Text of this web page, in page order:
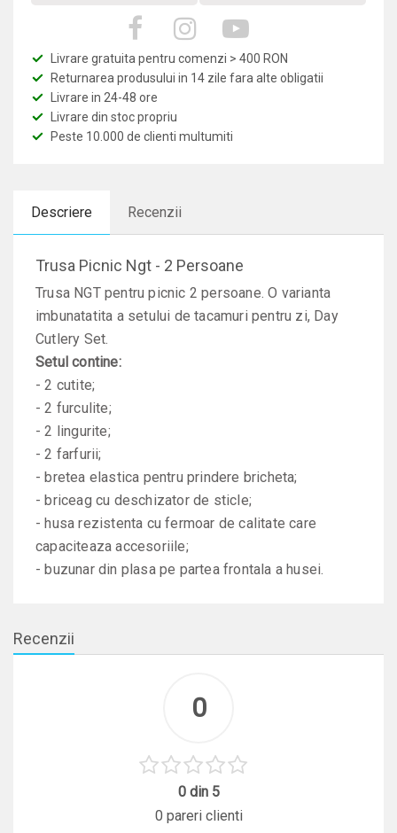
Livrare gratuita pentru comenzi > 400 RON
Returnarea produsului in 14 zile fara alte obligatii
Livrare in 24-48 ore
Livrare din stoc propriu
Peste 10.000 de clienti multumiti
Descriere Recenzii
Trusa Picnic Ngt - 2 Persoane
Trusa NGT pentru picnic 2 persoane. O varianta
imbunatatita a setului de tacamuri pentru zi, Day
Cutlery Set.
Setul contine:
- 2 cutite;
- 2 furculite;
- 2 lingurite;
- 2 farfurii;
- bretea elastica pentru prindere bricheta;
- briceag cu deschizator de sticle;
- husa rezistenta cu fermoar de calitate care
capaciteaza accesoriile;
- buzunar din plasa pe partea frontala a husei.
Recenzii
0
0 din 5
0 pareri clienti